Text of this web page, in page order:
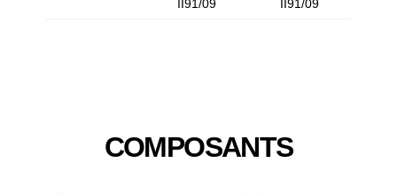
II91/09
II91/09
COMPOSANTS